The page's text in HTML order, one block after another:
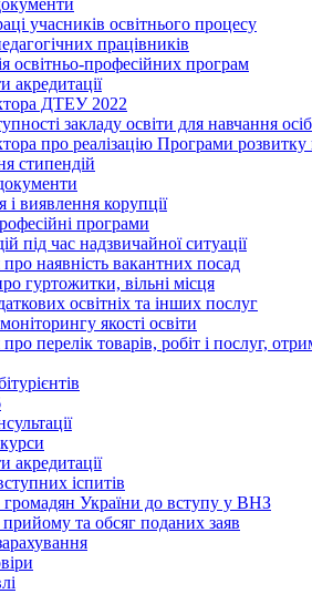
учасників освітнього процесу
працівників
освітньо-професійних програм
акредитації
ДТЕУ 2022
закладу освіти для навчання
про реалізацію Програми
стипендій
і виявлення корупції
програми
під час надзвичайної ситуації
наявність вакантних посад
гуртожитки, вільні місця
освітніх та інших послуг
якості освіти
перелік товарів, робіт і послуг,
акредитації
іспитів
громадян України до вступу у ВНЗ
та обсяг поданих заяв